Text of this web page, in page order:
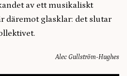
av ett musikaliskt
däremot glasklar: det slutar
Alec Gullström-Hughes